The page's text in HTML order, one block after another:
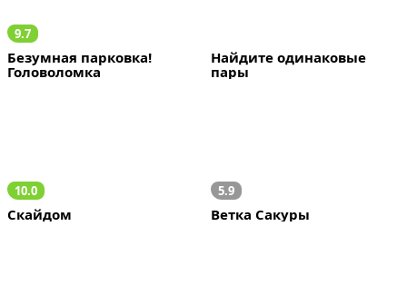
9.7
Безумная парковка!
Головоломка
Найдите одинаковые
пары
10.0
Скайдом
5.9
Ветка Сакуры